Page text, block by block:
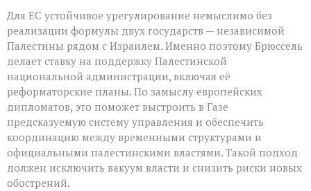
Для ЕС устойчивое урегулирование немыслимо без
реализации формулы двух государств — независимой
Палестины рядом с Израилем. Именно поэтому Брюссель
делает ставку на поддержку Палестинской
национальной администрации, включая её
реформаторские планы. По замыслу европейских
дипломатов, это поможет выстроить в Газе
предсказуемую систему управления и обеспечить
координацию между временными структурами и
официальными палестинскими властями. Такой подход
должен исключить вакуум власти и снизить риски новых
обострений.